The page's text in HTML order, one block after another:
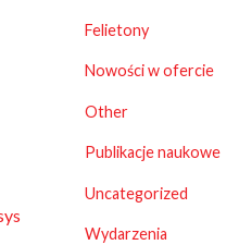
Felietony
Nowości w ofercie
Other
Publikacje naukowe
Uncategorized
Wydarzenia